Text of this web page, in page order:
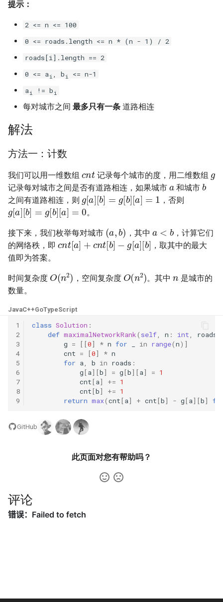
30. 包含 min 函数的栈
31. 栈的压入、弹出序列
32.2. 从上到下打印二叉树 II
32.3. 从上到下打印二叉树 III
33. 二叉搜索树的后序遍历序
列
34. 二叉树中和为某一值的路
径
35. 复杂链表的复制
37. 序列化二叉树
39. 数组中出现次数超过一半
的数字
40. 最小的 k 个数
41. 数据流中的中位数
42. 连续子数组的最大和
43. 1 ～ n 整数中 1 出现的次
45. 把数组排成最小的数
47. 礼物的最大价值
50. 第一个只出现一次的字符
26. 重排链表
28. 展平多级双向链表
30. 插入、删除和随机访问都
是 O(1) 的容器
31. 最近最少使用缓存
32. 有效的变位词
33. 变位词组
34. 外星语言是否排序
35. 最小时间差
36. 后缀表达式
37. 小行星碰撞
38. 每日温度
39. 直方图最大矩形面积
40. 矩阵中最大的矩形
41. 滑动窗口的平均值
42. 最近请求次数
43. 往完全二叉树添加节点
45. 二叉树最底层最左边的值
49. 从根节点到叶节点的路径
4.8. 首个共同祖先
4.9. 二叉搜索树序列
4.10. 检查子树
4.12. 求和路径
5.1. 插入
5.2. 二进制数转字符串
5.3. 翻转数位
5.4. 下一个数
5.6. 整数转换
5.7. 配对交换
5.8. 绘制直线
8.1. 三步问题
8.2. 迷路的机器人
8.3. 魔术索引
8.4. 幂集
8.5. 递归乘法
8.6. 汉诺塔问题
8.7. 无重复字符串的排列组合
8.8. 有重复字符串的排列组合
8.9. 括号
8.13. 堆箱子
提示：
2 <= n <= 100
0 <= roads.length <= n * (n - 1) / 2
roads[i].length == 2
0 <= ai , b i
<= n-1
ai != b i
每对城市之间 最多只有一条 道路相连
解法
方法一：计数
我们可以用一维数组 记录每个城市的度，用二维数组
记录每对城市之间是否有道路相连，如果城市
a
和城市
b
之间有道路相连，则
g[a][b]=g[b][a]=1
，否则
g[a][b]=g[b ][ a]=0
。
接下来，我们枚举每对城市
( b)
，其中
，计算它们
的网络秩，即
cnt[a]+cnt[b]− g[a][b]
，取其中的最大
值即为答案。
时间复杂度 O( n2 ，空间复杂度 O( n2 。其中
是城市的
数量。
JavaC++GoTypeScript
1
2
3
4
5
6
7
8
9
class Solution :
def maximalNetworkRank( self, n : int, roads
g = [[0] * n for in range(n)]
cnt = [0] * n
for a, b in roads :
g[a][b] = g[b][a] = 1
cnt[a] += 1
cnt[b] += 1
return max(cnt[a] + cnt[b] - g[a][b]
GitHub
此页面对您有帮助吗？
评论